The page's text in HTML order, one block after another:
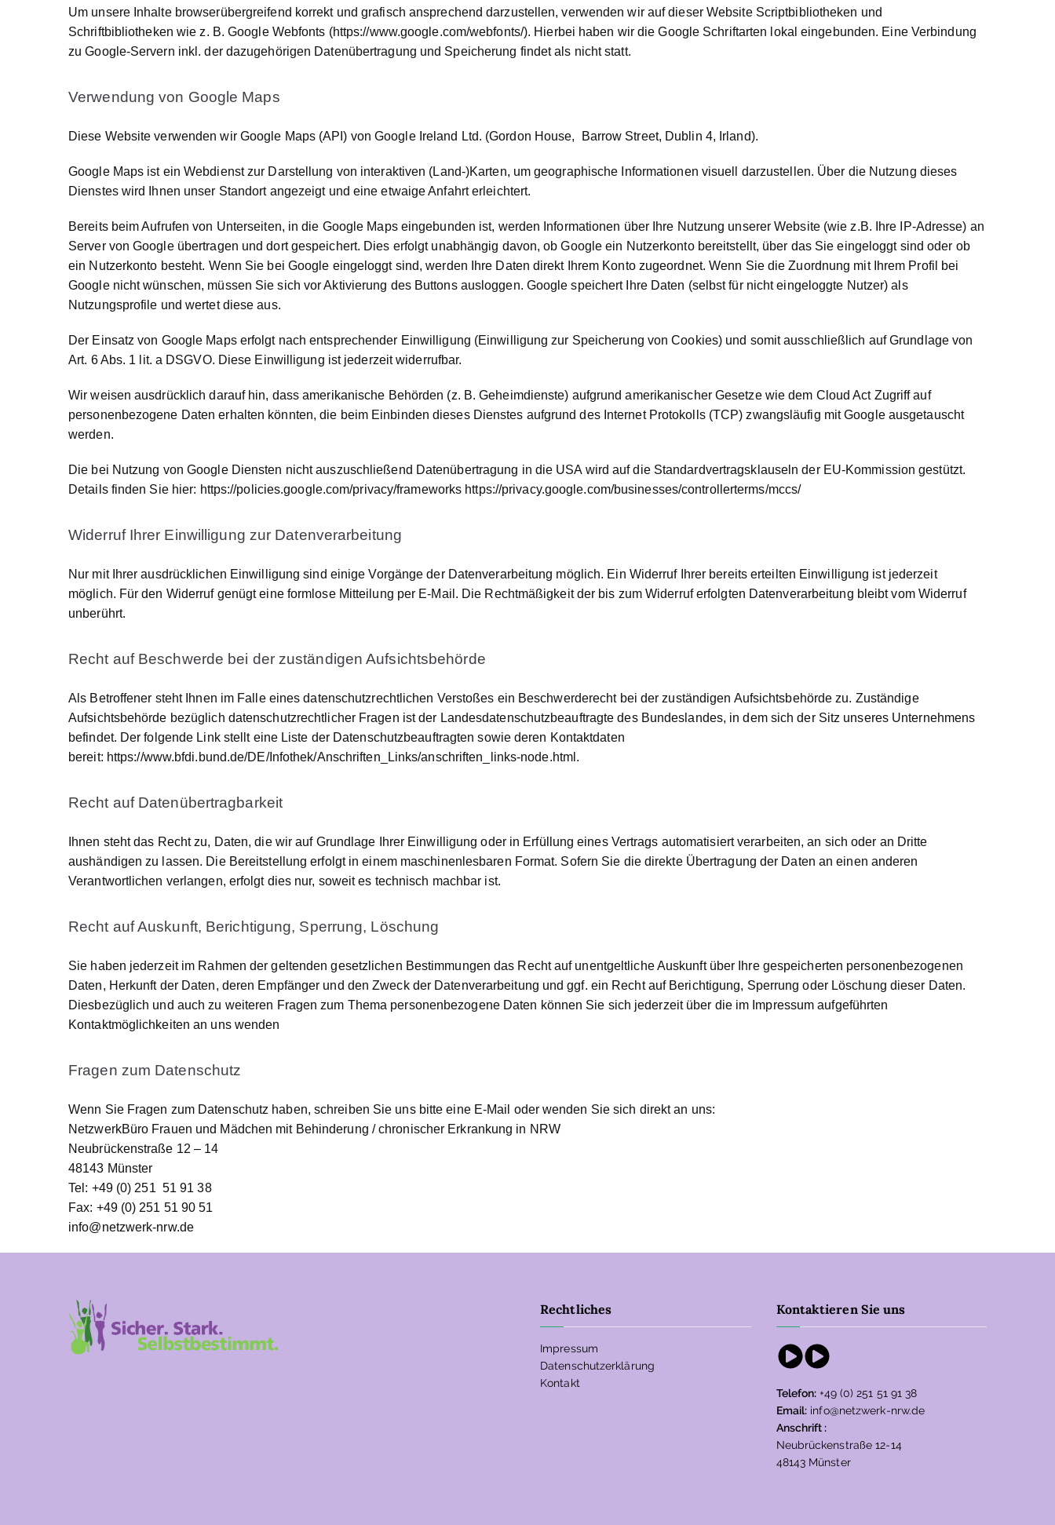
Um unsere Inhalte browserübergreifend korrekt und grafisch ansprechend darzustellen, verwenden wir auf dieser Website Scriptbibliotheken und
Schriftbibliotheken wie z. B. Google Webfonts (https://www.google.com/webfonts/). Hierbei haben wir die Google Schriftarten lokal eingebunden. Eine Verbindung
zu Google-Servern inkl. der dazugehörigen Datenübertragung und Speicherung findet als nicht statt.
Verwendung von Google Maps
Diese Website verwenden wir Google Maps (API) von Google Ireland Ltd. (Gordon House, Barrow Street, Dublin 4, Irland).
Google Maps ist ein Webdienst zur Darstellung von interaktiven (Land-)Karten, um geographische Informationen visuell darzustellen. Über die Nutzung dieses
Dienstes wird Ihnen unser Standort angezeigt und eine etwaige Anfahrt erleichtert.
Bereits beim Aufrufen von Unterseiten, in die Google Maps eingebunden ist, werden Informationen über Ihre Nutzung unserer Website (wie z.B. Ihre IP-Adresse) an
Server von Google übertragen und dort gespeichert. Dies erfolgt unabhängig davon, ob Google ein Nutzerkonto bereitstellt, über das Sie eingeloggt sind oder ob
ein Nutzerkonto besteht. Wenn Sie bei Google eingeloggt sind, werden Ihre Daten direkt Ihrem Konto zugeordnet. Wenn Sie die Zuordnung mit Ihrem Profil bei
Google nicht wünschen, müssen Sie sich vor Aktivierung des Buttons ausloggen. Google speichert Ihre Daten (selbst für nicht eingeloggte Nutzer) als
Nutzungsprofile und wertet diese aus.
Der Einsatz von Google Maps erfolgt nach entsprechender Einwilligung (Einwilligung zur Speicherung von Cookies) und somit ausschließlich auf Grundlage von
Art. 6 Abs. 1 lit. a DSGVO. Diese Einwilligung ist jederzeit widerrufbar.
Wir weisen ausdrücklich darauf hin, dass amerikanische Behörden (z. B. Geheimdienste) aufgrund amerikanischer Gesetze wie dem Cloud Act Zugriff auf
personenbezogene Daten erhalten könnten, die beim Einbinden dieses Dienstes aufgrund des Internet Protokolls (TCP) zwangsläufig mit Google ausgetauscht
werden.
Die bei Nutzung von Google Diensten nicht auszuschließend Datenübertragung in die USA wird auf die Standardvertragsklauseln der EU-Kommission gestützt.
Details finden Sie hier: https://policies.google.com/privacy/frameworks https://privacy.google.com/businesses/controllerterms/mccs/
Widerruf Ihrer Einwilligung zur Datenverarbeitung
Nur mit Ihrer ausdrücklichen Einwilligung sind einige Vorgänge der Datenverarbeitung möglich. Ein Widerruf Ihrer bereits erteilten Einwilligung ist jederzeit
möglich. Für den Widerruf genügt eine formlose Mitteilung per E-Mail. Die Rechtmäßigkeit der bis zum Widerruf erfolgten Datenverarbeitung bleibt vom Widerruf
unberührt.
Recht auf Beschwerde bei der zuständigen Aufsichtsbehörde
Als Betroffener steht Ihnen im Falle eines datenschutzrechtlichen Verstoßes ein Beschwerderecht bei der zuständigen Aufsichtsbehörde zu. Zuständige
Aufsichtsbehörde bezüglich datenschutzrechtlicher Fragen ist der Landesdatenschutzbeauftragte des Bundeslandes, in dem sich der Sitz unseres Unternehmens
befindet. Der folgende Link stellt eine Liste der Datenschutzbeauftragten sowie deren Kontaktdaten
bereit: https://www.bfdi.bund.de/DE/Infothek/Anschriften_Links/anschriften_links-node.html .
Recht auf Datenübertragbarkeit
Ihnen steht das Recht zu, Daten, die wir auf Grundlage Ihrer Einwilligung oder in Erfüllung eines Vertrags automatisiert verarbeiten, an sich oder an Dritte
aushändigen zu lassen. Die Bereitstellung erfolgt in einem maschinenlesbaren Format. Sofern Sie die direkte Übertragung der Daten an einen anderen
Verantwortlichen verlangen, erfolgt dies nur, soweit es technisch machbar ist.
Recht auf Auskunft, Berichtigung, Sperrung, Löschung
Sie haben jederzeit im Rahmen der geltenden gesetzlichen Bestimmungen das Recht auf unentgeltliche Auskunft über Ihre gespeicherten personenbezogenen
Daten, Herkunft der Daten, deren Empfänger und den Zweck der Datenverarbeitung und ggf. ein Recht auf Berichtigung, Sperrung oder Löschung dieser Daten.
Diesbezüglich und auch zu weiteren Fragen zum Thema personenbezogene Daten können Sie sich jederzeit über die im Impressum aufgeführten
Kontaktmöglichkeiten an uns wenden
Fragen zum Datenschutz
Wenn Sie Fragen zum Datenschutz haben, schreiben Sie uns bitte eine E-Mail oder wenden Sie sich direkt an uns:
NetzwerkBüro Frauen und Mädchen mit Behinderung / chronischer Erkrankung in NRW
Neubrückenstraße 12 – 14
48143 Münster
Tel: +49 (0) 251 51 91 38
Fax: +49 (0) 251 51 90 51
info@netzwerk-nrw.de
Rechtliches
Impressum
Datenschutzerklärung
Kontakt
Kontaktieren Sie uns
{Play} {Play}
Telefon: +49 (0) 251 51 91 38
Email: info@netzwerk-nrw.de
Anschrift :
Neubrückenstraße 12-14
48143 Münster